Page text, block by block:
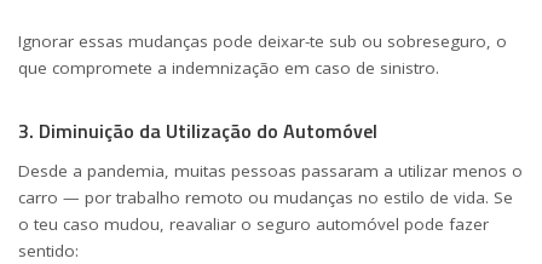
Ignorar essas mudanças pode deixar-te sub ou sobreseguro, o
que compromete a indemnização em caso de sinistro.
3. Diminuição da Utilização do Automóvel
Desde a pandemia, muitas pessoas passaram a utilizar menos o
carro — por trabalho remoto ou mudanças no estilo de vida. Se
o teu caso mudou, reavaliar o seguro automóvel pode fazer
sentido: